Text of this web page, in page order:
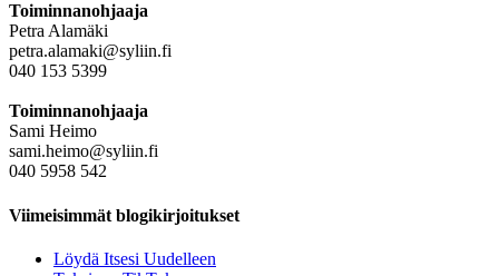
Toiminnanohjaaja
Petra Alamäki
petra.alamaki@syliin.fi
040 153 5399
Toiminnanohjaaja
Sami Heimo
sami.heimo@syliin.fi
040 5958 542
Viimeisimmät blogikirjoitukset
Löydä Itsesi Uudelleen